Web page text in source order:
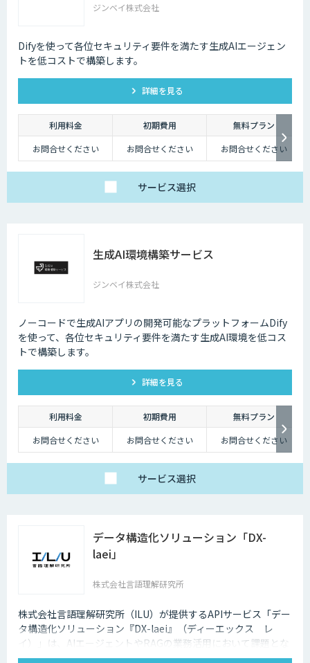
ジンベイ株式会社
Difyを使って各位セキュリティ要件を満たす生成AIエージェン
トを低コストで構築します。
詳細を見る
利用料金 初期費用
無料プラン
お問合せください
お問合せください お問合せください
サービス選択
生成AI環境構築サービス
ジンベイ株式会社
ノーコードで生成AIアプリの開発可能なプラットフォームDify
を使って、各位セキュリティ要件を満たす生成AI環境を低コス
トで構築します。
詳細を見る
利用料金 初期費用
無料プラン
お問合せください
お問合せください お問合せください
サービス選択
データ構造化ソリューション「DX-
laei」
株式会社言語理解研究所
株式会社言語理解研究所（ILU）が提供するAPIサービス「デー
タ構造化ソリューション『DX-laei』（ディーエックス レ
イ）」は、AIエージェントやRAGの業務活用において課題とな
る「回答精度の低さ」や「利用者にプロンプト知識が求められ